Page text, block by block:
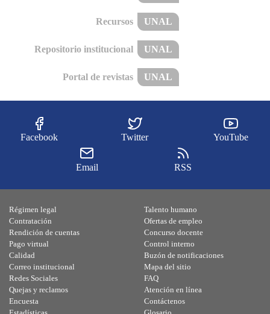
Recursos UNAL
Repositorio institucional UNAL
Portal de revistas UNAL
Facebook Twitter YouTube
Email RSS
Régimen legal
Contratación
Rendición de cuentas
Pago virtual
Calidad
Talento humano
Ofertas de empleo
Concurso docente
Control interno
Buzón de notificaciones
Correo institucional
Redes Sociales
Quejas y reclamos
Encuesta
Mapa del sitio
FAQ
Atención en línea
Contáctenos